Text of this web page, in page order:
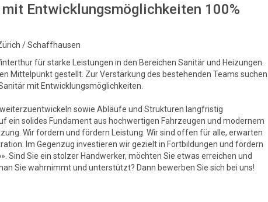
Entwicklungsmöglichkeiten 100%
/ Schaffhausen
für starke Leistungen in den Bereichen Sanitär und Heizungen.
Mittelpunkt gestellt. Zur Verstärkung des bestehenden Teams suchen
mit Entwicklungsmöglichkeiten.
sowie Abläufe und Strukturen langfristig
ein solides Fundament aus hochwertigen Fahrzeugen und modernem
Wir fordern und fördern Leistung. Wir sind offen für alle, erwarten
Im Gegenzug investieren wir gezielt in Fortbildungen und fördern
Sind Sie ein stolzer Handwerker, möchten Sie etwas erreichen und
Sie wahrnimmt und unterstützt? Dann bewerben Sie sich bei uns!